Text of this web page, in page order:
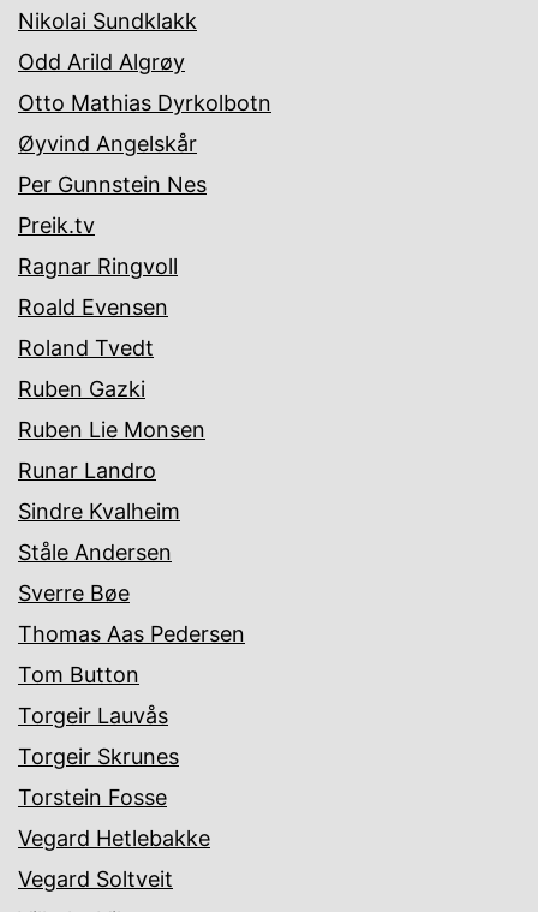
Nikolai Sundklakk
Odd Arild Algrøy
Otto Mathias Dyrkolbotn
Øyvind Angelskår
Per Gunnstein Nes
Preik.tv
Ragnar Ringvoll
Roald Evensen
Roland Tvedt
Ruben Gazki
Ruben Lie Monsen
Runar Landro
Sindre Kvalheim
Ståle Andersen
Sverre Bøe
Thomas Aas Pedersen
Tom Button
Torgeir Lauvås
Torgeir Skrunes
Torstein Fosse
Vegard Hetlebakke
Vegard Soltveit